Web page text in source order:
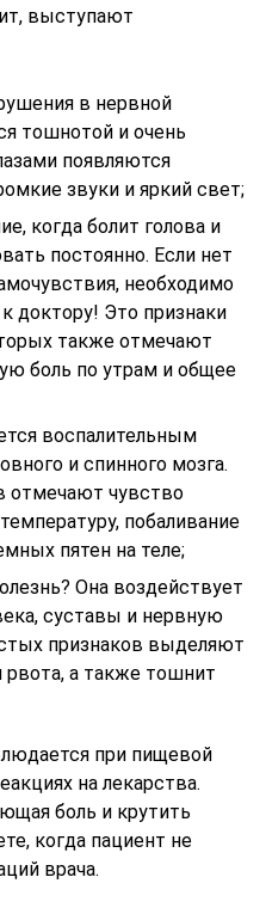
выступают
в нервной
тошнотой и очень
появляются
звуки и яркий свет;
когда болит голова и
постоянно. Если нет
необходимо
доктору! Это признаки
также отмечают
боль по утрам и общее
воспалительным
и спинного мозга.
отмечают чувство
побаливание
пятен на теле;
Она воздействует
суставы и нервную
признаков выделяют
рвота, а также тошнит
при пищевой
на лекарства.
боль и крутить
когда пациент не
врача.